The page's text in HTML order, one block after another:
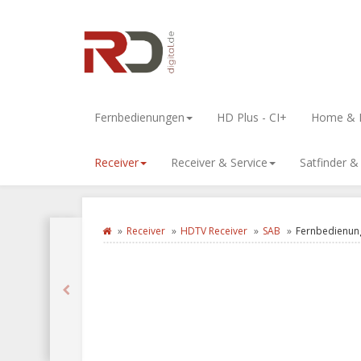
Fernbedienungen HD Plus - CI+ Home &
Receiver Receiver & Service Satfinder
Receiver HDTV Receiver SAB